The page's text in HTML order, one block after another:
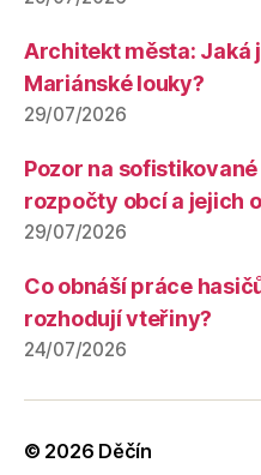
Architekt města: Jaká
Mariánské louky?
29/07/2026
Pozor na
rozpočty obcí a jejich
29/07/2026
Co obnáší práce
rozhodují vteřiny?
24/07/2026
© 2026 Děčín